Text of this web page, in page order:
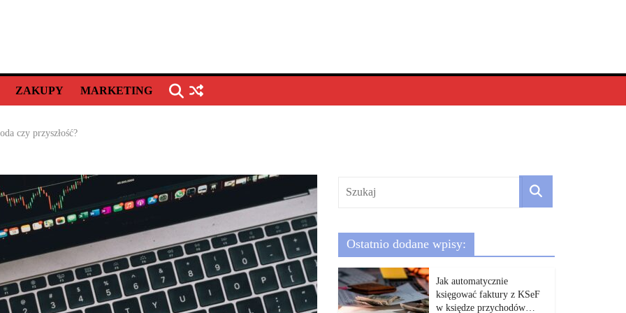
ZAKUPY MARKETING
czy przyszłość?
Ostatnio dodane wpisy:
Jak automatycznie
księgować faktury z KSeF
w księdze przychodów…